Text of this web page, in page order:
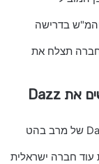
בדרישה
תצלח את
סייבר אקזיט: Wiz ואסף רפפורט רוכשים את Dazz
סייבר אקזיט: Wiz ואסף רפפורט רוכשים את Dazz של מרב בהט
עוד חברה ישראלית